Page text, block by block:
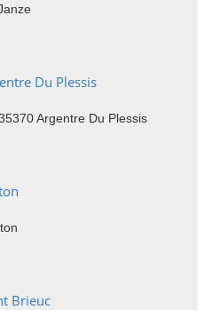
Du Plessis
Argentre Du Plessis
Brieuc